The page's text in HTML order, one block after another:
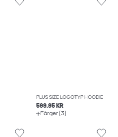
PLUS SIZE LOGOTYP HOODIE
599.95 KR
Färger (3)